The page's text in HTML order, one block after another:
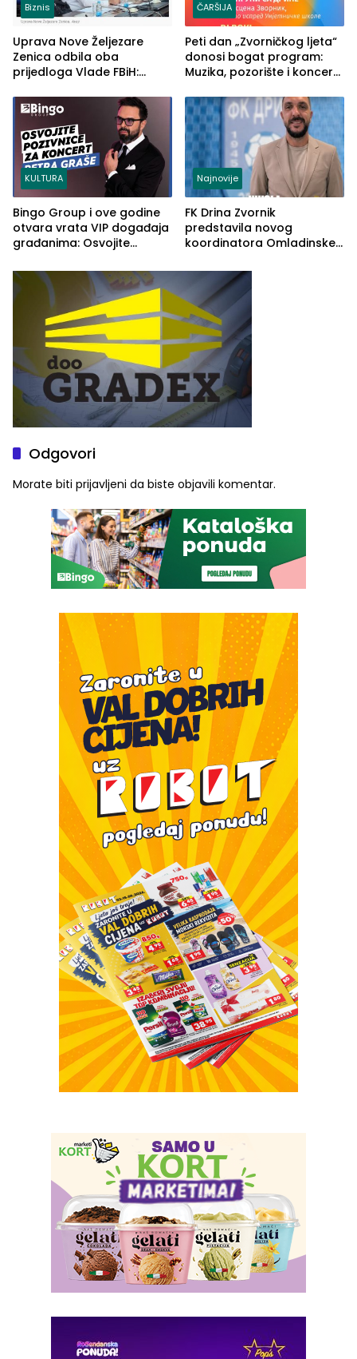
Biznis
Uprava Nove Željezare
Zenica odbila oba
prijedloga Vlade FBiH:
rješenje
ČARŠIJA
Peti dan „Zvorničkog ljeta“
donosi bogat program:
Muzika, pozorište i koncert
KULTURA
Bingo Group i ove godine
otvara vrata VIP događaja
građanima: Osvojite
Graše
Najnovije
FK Drina Zvornik
predstavila novog
koordinatora Omladinske
Odgovori
Morate biti prijavljeni da biste objavili komentar.